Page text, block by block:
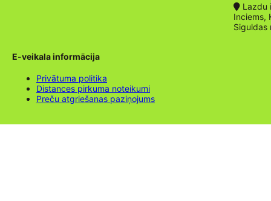
Lazdu
Inciems,
Siguldas
E-veikala informācija
Privātuma politika
Distances pirkuma noteikumi
Preču atgriešanas paziņojums